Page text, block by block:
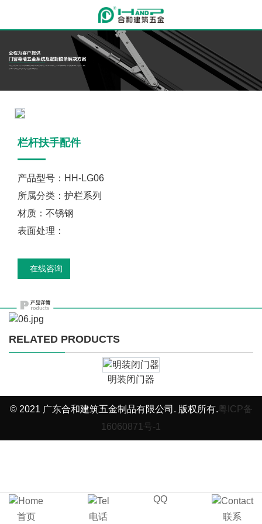
栏杆扶手配件
产品型号：HH-LG06
所属分类：护栏系列
材质：不锈钢
表面处理：
在线咨询
RELATED PRODUCTS
明装闭门器
© 2021 广东合和建筑五金制品有限公司. 版权所有.粤ICP备
16060871号-1
首页 电话
QQ
联系